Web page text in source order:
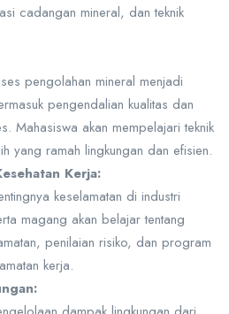
cadangan mineral, dan teknik
pengolahan mineral menjadi
pengendalian kualitas dan
Mahasiswa akan mempelajari teknik
yang ramah lingkungan dan efisien.
Kerja:
keselamatan di industri
magang akan belajar tentang
penilaian risiko, dan program
kerja.